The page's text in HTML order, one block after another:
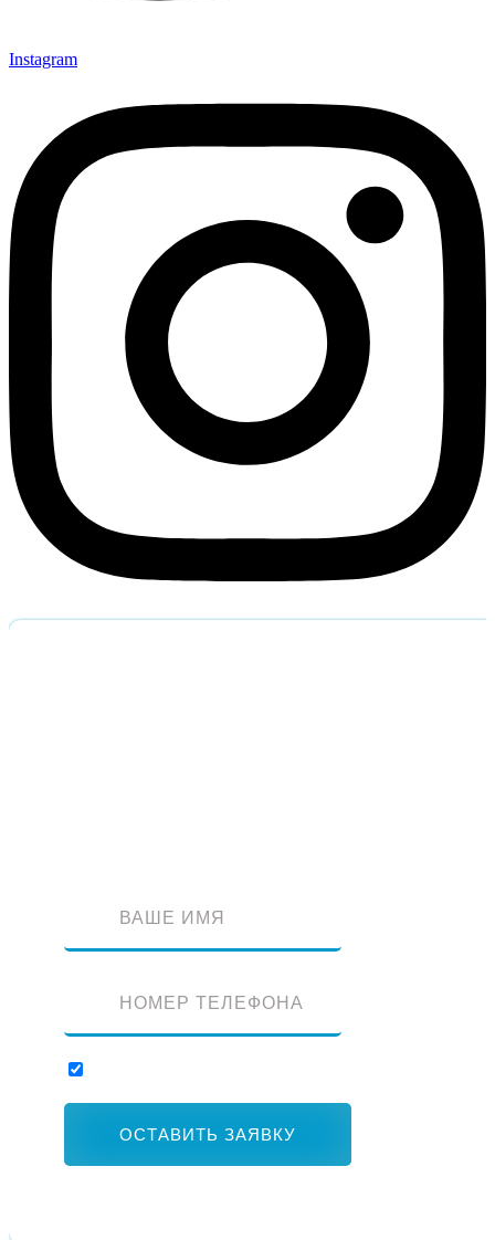
Instagram
ОСТАВИТЬ ЗАЯВКУ